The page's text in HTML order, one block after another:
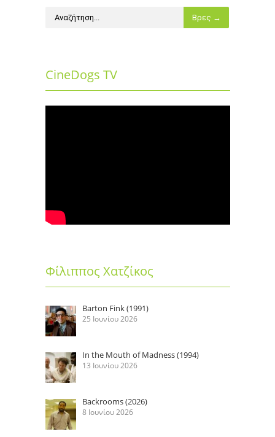
CineDogs TV
Φίλιππος Χατζίκος
Barton Fink (1991)
25 Ιουνίου 2026
In the Mouth of Madness (1994)
13 Ιουνίου 2026
Backrooms (2026)
8 Ιουνίου 2026